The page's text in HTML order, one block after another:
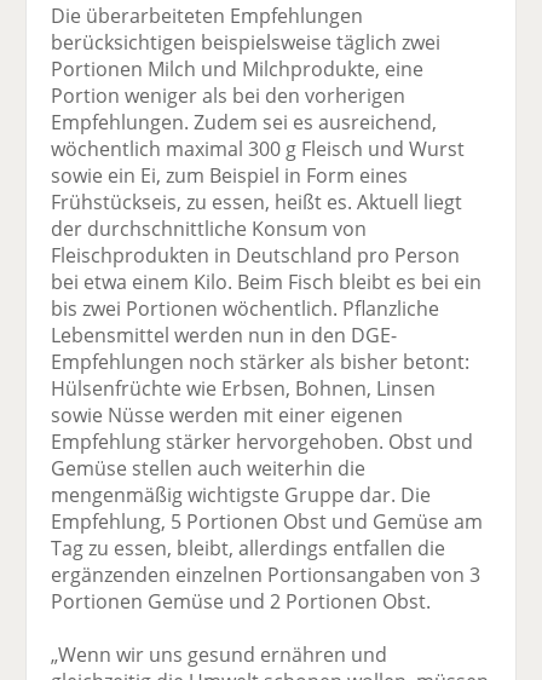
Die überarbeiteten Empfehlungen
berücksichtigen beispielsweise täglich zwei
Portionen Milch und Milchprodukte, eine
Portion weniger als bei den vorherigen
Empfehlungen. Zudem sei es ausreichend,
wöchentlich maximal 300 g Fleisch und Wurst
sowie ein Ei, zum Beispiel in Form eines
Frühstückseis, zu essen, heißt es. Aktuell liegt
der durchschnittliche Konsum von
Fleischprodukten in Deutschland pro Person
bei etwa einem Kilo. Beim Fisch bleibt es bei ein
bis zwei Portionen wöchentlich. Pflanzliche
Lebensmittel werden nun in den DGE-
Empfehlungen noch stärker als bisher betont:
Hülsenfrüchte wie Erbsen, Bohnen, Linsen
sowie Nüsse werden mit einer eigenen
Empfehlung stärker hervorgehoben. Obst und
Gemüse stellen auch weiterhin die
mengenmäßig wichtigste Gruppe dar. Die
Empfehlung, 5 Portionen Obst und Gemüse am
Tag zu essen, bleibt, allerdings entfallen die
ergänzenden einzelnen Portionsangaben von 3
Portionen Gemüse und 2 Portionen Obst.
„Wenn wir uns gesund ernähren und